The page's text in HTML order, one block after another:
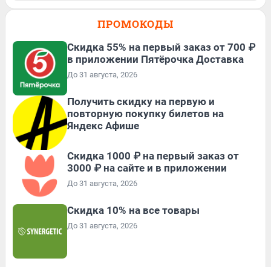
ПРОМОКОДЫ
Скидка 55% на первый заказ от 700 ₽
в приложении Пятёрочка Доставка
До 31 августа, 2026
Получить скидку на первую и
повторную покупку билетов на
Яндекс Афише
Скидка 1000 ₽ на первый заказ от
3000 ₽ на сайте и в приложении
До 31 августа, 2026
Скидка 10% на все товары
До 31 августа, 2026